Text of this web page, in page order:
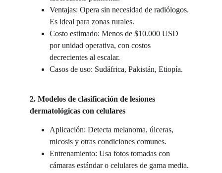
Ventajas: Opera sin necesidad de radiólogos.
Es ideal para zonas rurales.
Costo estimado: Menos de $10.000 USD
por unidad operativa, con costos
decrecientes al escalar.
Casos de uso: Sudáfrica, Pakistán, Etiopía.
2. Modelos de clasificación de lesiones
dermatológicas con celulares
Aplicación: Detecta melanoma, úlceras,
micosis y otras condiciones comunes.
Entrenamiento: Usa fotos tomadas con
cámaras estándar o celulares de gama media.